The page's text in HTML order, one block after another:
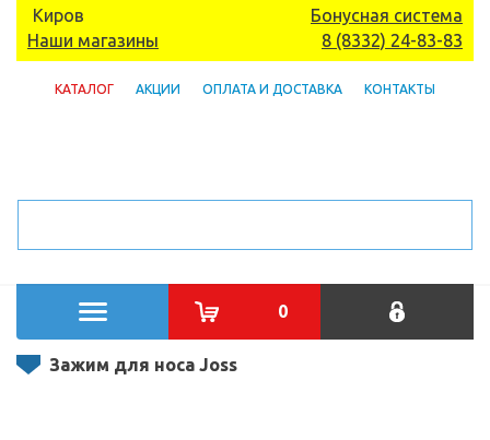
Киров
Наши магазины
Бонусная система
8 (8332) 24-83-83
КАТАЛОГ АКЦИИ ОПЛАТА И ДОСТАВКА КОНТАКТЫ
0
Зажим для носа Joss